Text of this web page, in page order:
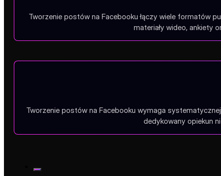
Tworzenie postów na Facebooku łączy wiele formatów
materiały wideo, ankiety
Tworzenie postów na Facebooku wymaga
dedykowany opiekun